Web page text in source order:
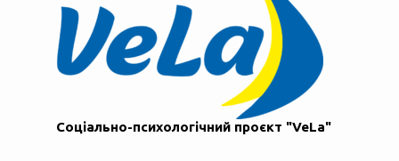
Соціально-психологічний проєкт "VeLa"